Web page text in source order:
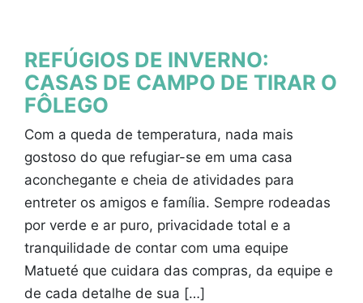
REFÚGIOS DE INVERNO:
CASAS DE CAMPO DE TIRAR O
FÔLEGO
Com a queda de temperatura, nada mais
gostoso do que refugiar-se em uma casa
aconchegante e cheia de atividades para
entreter os amigos e família. Sempre rodeadas
por verde e ar puro, privacidade total e a
tranquilidade de contar com uma equipe
Matueté que cuidara das compras, da equipe e
de cada detalhe de sua […]